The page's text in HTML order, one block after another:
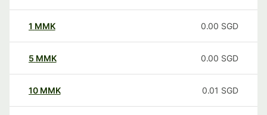
1 MMK 0.00 SGD
5 MMK 0.00 SGD
10 MMK 0.01 SGD